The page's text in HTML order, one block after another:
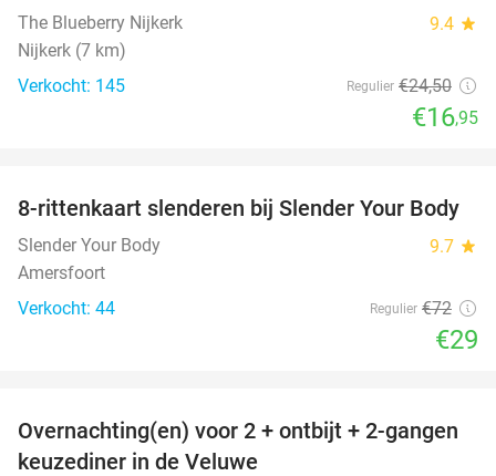
The Blueberry Nijkerk 9.4 star
Nijkerk (7 km)
Verkocht: 145
Regulier €24,50
€16,95
60%
8-rittenkaart slenderen bij Slender Your Body
Slender Your Body 9.7 star
Amersfoort
Verkocht: 44
Regulier €72
€29
22%
Overnachting(en) voor 2 + ontbijt + 2-gangen
keuzediner in de Veluwe